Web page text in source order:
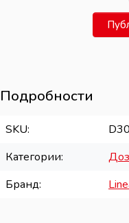
Подробности
SKU
Категории
Бранд